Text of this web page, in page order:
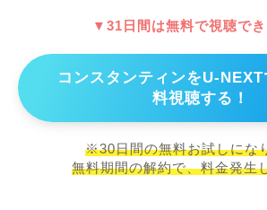
▼31日間は無料で視聴で
コンスタンティンをU-
料視聴する！
※30日間の無料お試しにな
無料期間の解約で、料金発生